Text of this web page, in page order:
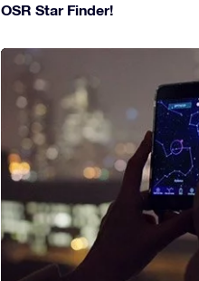
OSR Star Finder!